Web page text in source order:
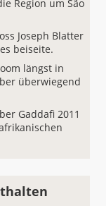
Region um São
Joseph Blatter
beiseite.
längst in
überwiegend
Gaddafi 2011